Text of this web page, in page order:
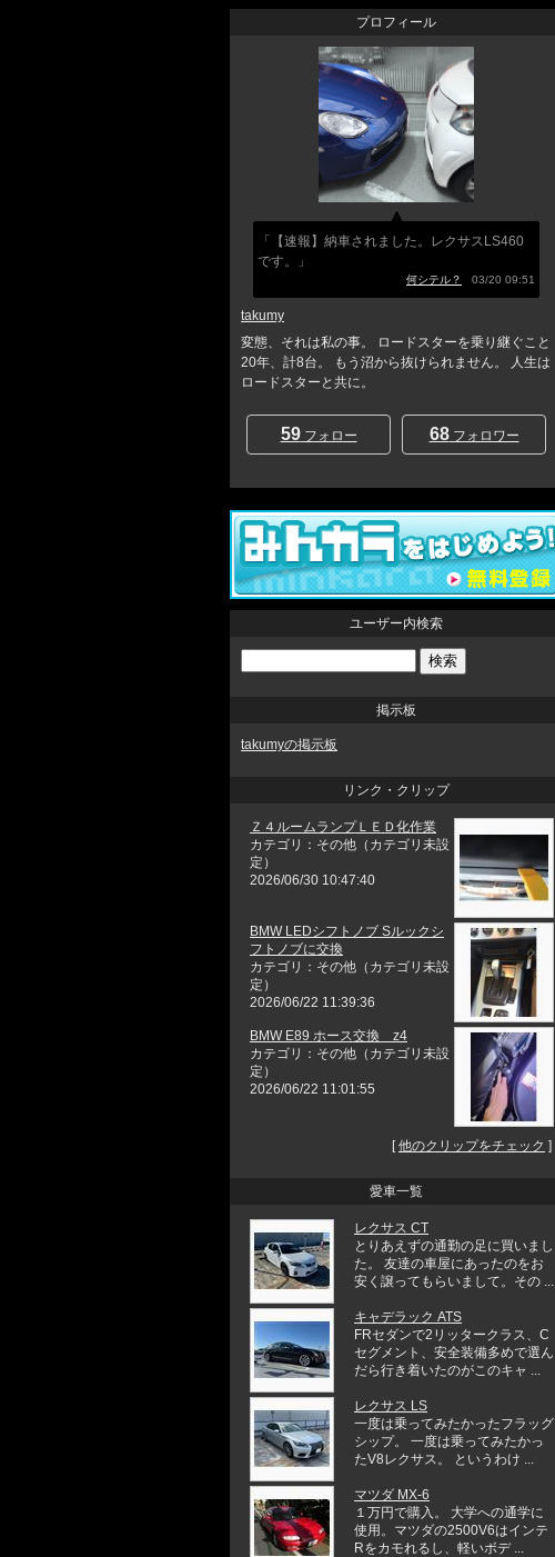
プロフィール
「【速報】納車されました。レクサスLS460
です。」
何シテル？ 03/20 09:51
takumy
変態、それは私の事。 ロードスターを乗り継ぐこと
20年、計8台。 もう沼から抜けられません。 人生は
ロードスターと共に。
59フォロー 68フォロワー
ユーザー内検索
掲示板
takumyの掲示板
リンク・クリップ
Ｚ４ルームランプＬＥＤ化作業
カテゴリ：その他（カテゴリ未設
定）
2026/06/30 10:47:40
BMW LEDシフトノブ Sルックシ
フトノブに交換
カテゴリ：その他（カテゴリ未設
定）
2026/06/22 11:39:36
BMW E89 ホース交換 z4
カテゴリ：その他（カテゴリ未設
定）
2026/06/22 11:01:55
[他のクリップをチェック ]
愛車一覧
レクサス CT
とりあえずの通勤の足に買いまし
た。 友達の車屋にあったのをお
安く譲ってもらいまして。その ...
キャデラック ATS
FRセダンで2リッタークラス、C
セグメント、安全装備多めで選ん
だら行き着いたのがこのキャ ...
レクサス LS
一度は乗ってみたかったフラッグ
シップ。 一度は乗ってみたかっ
たV8レクサス。 というわけ ...
マツダ MX-6
１万円で購入。 大学への通学に
使用。マツダの2500V6はインテ
Rをカモれるし、軽いボデ ...